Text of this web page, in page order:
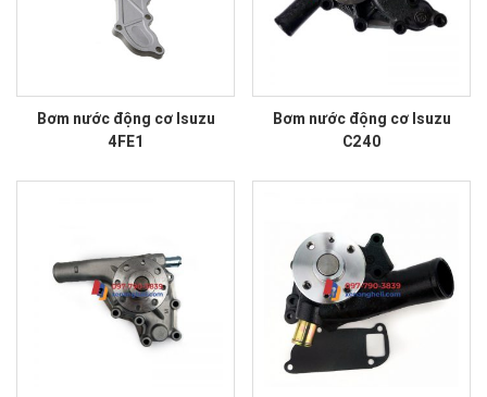
Bơm nước động cơ Isuzu
4FE1
Bơm nước động cơ Isuzu
C240